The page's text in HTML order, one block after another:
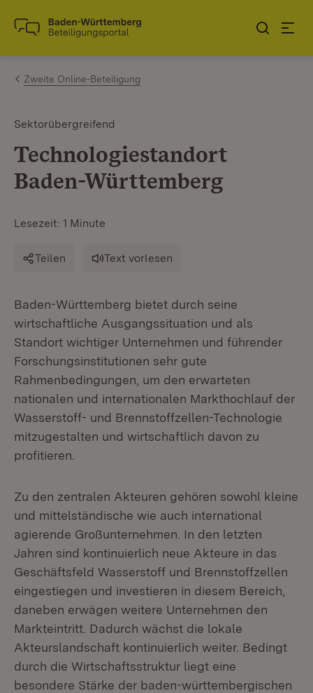
Zum Inhalt springen
Link zur Startseite
Zweite Online-Beteiligung
Sektorübergreifend
Technologiestandort
Baden-Württemberg
Lesezeit: 1 Minute
Teilen Text vorlesen
Baden-Württemberg bietet durch seine
wirtschaftliche Ausgangssituation und als
Standort wichtiger Unternehmen und führender
Forschungsinstitutionen sehr gute
Rahmenbedingungen, um den erwarteten
nationalen und internationalen Markthochlauf der
Wasserstoff- und Brennstoffzellen-Technologie
mitzugestalten und wirtschaftlich davon zu
profitieren.
Zu den zentralen Akteuren gehören sowohl kleine
und mittelständische wie auch international
agierende Großunternehmen. In den letzten
Jahren sind kontinuierlich neue Akteure in das
Geschäftsfeld Wasserstoff und Brennstoffzellen
eingestiegen und investieren in diesem Bereich,
daneben erwägen weitere Unternehmen den
Markteintritt. Dadurch wächst die lokale
Akteurslandschaft kontinuierlich weiter. Bedingt
durch die Wirtschaftsstruktur liegt eine
besondere Stärke der baden-württembergischen